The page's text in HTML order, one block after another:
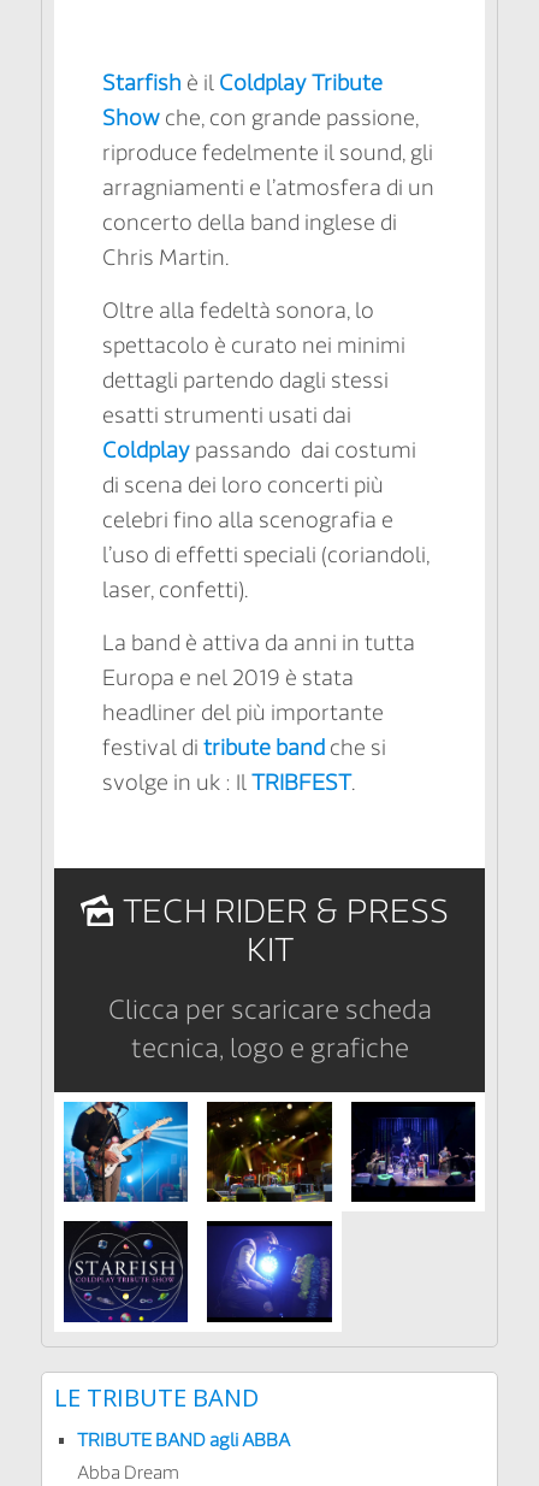
Starfish è il Coldplay Tribute
Show che, con grande passione,
riproduce fedelmente il sound, gli
arragniamenti e l’atmosfera di un
concerto della band inglese di
Chris Martin.
Oltre alla fedeltà sonora, lo
spettacolo è curato nei minimi
dettagli partendo dagli stessi
esatti strumenti usati dai
Coldplay passando dai costumi
di scena dei loro concerti più
celebri fino alla scenografia e
l’uso di effetti speciali (coriandoli,
laser, confetti).
La band è attiva da anni in tutta
Europa e nel 2019 è stata
headliner del più importante
festival di tribute band che si
svolge in uk : IlTRIBFEST.
TECH RIDER & PRESS
KIT
Clicca per scaricare scheda
tecnica, logo e grafiche
LE TRIBUTE BAND
TRIBUTE BAND agli ABBA
Abba Dream